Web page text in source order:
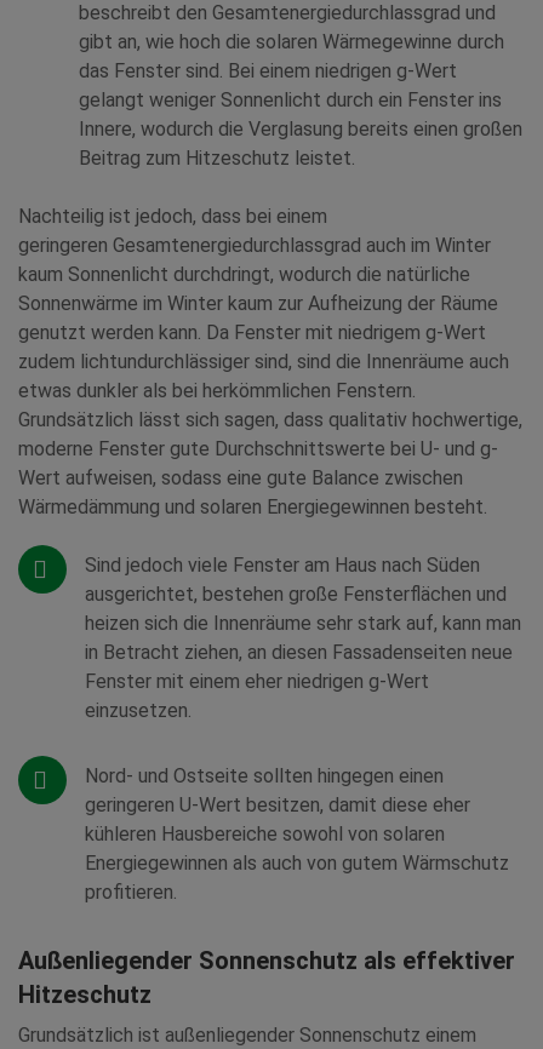
beschreibt den Gesamtenergiedurchlassgrad und
gibt an, wie hoch die solaren Wärmegewinne durch
das Fenster sind. Bei einem niedrigen g-Wert
gelangt weniger Sonnenlicht durch ein Fenster ins
Innere, wodurch die Verglasung bereits einen großen
Beitrag zum Hitzeschutz leistet.
Nachteilig ist jedoch, dass bei einem
geringeren Gesamtenergiedurchlassgrad auch im Winter
kaum Sonnenlicht durchdringt, wodurch die natürliche
Sonnenwärme im Winter kaum zur Aufheizung der Räume
genutzt werden kann. Da Fenster mit niedrigem g-Wert
zudem lichtundurchlässiger sind, sind die Innenräume auch
etwas dunkler als bei herkömmlichen Fenstern.
Grundsätzlich lässt sich sagen, dass qualitativ hochwertige,
moderne Fenster gute Durchschnittswerte bei U- und g-
Wert aufweisen, sodass eine gute Balance zwischen
Wärmedämmung und solaren Energiegewinnen besteht.
Sind jedoch viele Fenster am Haus nach Süden
ausgerichtet, bestehen große Fensterflächen und
heizen sich die Innenräume sehr stark auf, kann man
in Betracht ziehen, an diesen Fassadenseiten neue
Fenster mit einem eher niedrigen g-Wert
einzusetzen.
Nord- und Ostseite sollten hingegen einen
geringeren U-Wert besitzen, damit diese eher
kühleren Hausbereiche sowohl von solaren
Energiegewinnen als auch von gutem Wärmschutz
profitieren.
Außenliegender Sonnenschutz als effektiver
Hitzeschutz
Grundsätzlich ist außenliegender Sonnenschutz einem